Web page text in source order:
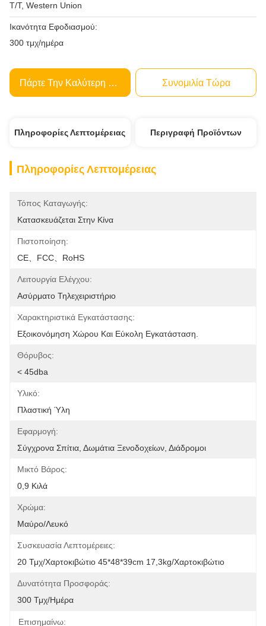
T/T, Western Union
Ικανότητα Εφοδιασμού:
300 τμχ/ημέρα
Πάρτε Την Καλύτερη Τιμή Συνομιλία Τώρα
Πληροφορίες Λεπτομέρειας Περιγραφή Προϊόντων
Πληροφορίες Λεπτομέρειας
Τόπος Καταγωγής:
Κατασκευάζεται Στην Κίνα
Πιστοποίηση:
CE、FCC、RoHS
Λειτουργία Ελέγχου:
Ασύρματο Τηλεχειριστήριο
Χαρακτηριστικά Εγκατάστασης:
Εξοικονόμηση Χώρου Και Εύκολη Εγκατάσταση.
Θόρυβος:
< 45dba
Υλικό:
Πλαστική Ύλη
Εφαρμογή:
Σύγχρονα Σπίτια, Δωμάτια Ξενοδοχείων, Διάδρομοι
Μικτό Βάρος:
0,9 Κιλά
Χρώμα:
Μαύρο/Λευκό
Συσκευασία Λεπτομέρειες:
20 Τμχ/χαρτοκιβώτιο 45*48*39cm 17,3kg/χαρτοκιβώτιο
Δυνατότητα Προσφοράς:
300 Τμχ/ημέρα
Επισημαίνω: